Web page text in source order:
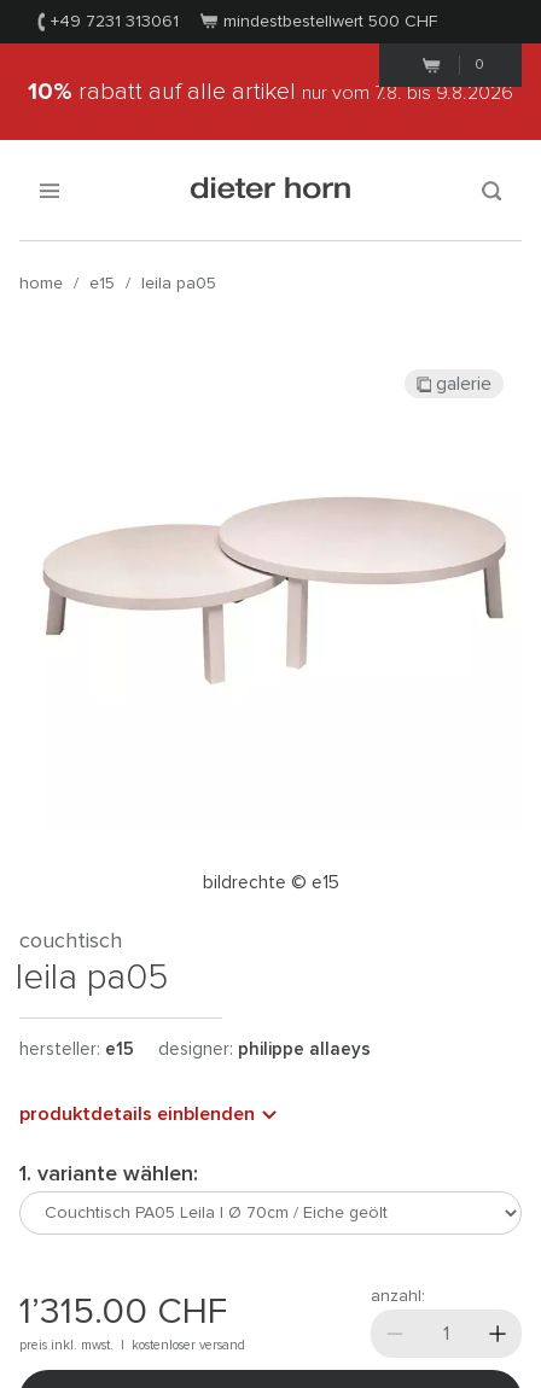
+49 7231 313061 mindestbestellwert 500 CHF
0
10% rabatt auf alle artikel nur vom 7.8.bis 9.8.2026
home / e15 / leila pa05
bildrechte © e15
galerie
couchtisch
leila pa05
hersteller: e15 designer: philippe allaeys
produktdetails einblenden
1. variante wählen:
1’315.00 CHF
preis inkl. mwst. | kostenloser versand
anzahl: